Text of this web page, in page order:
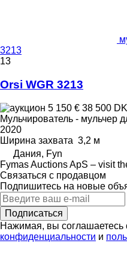
3213
13
Orsi WGR 3213
5 150 € 38 500
Мульчирователь - мульчер
2020
Ширина захвата 3,2 м
Дания, Fyn
Fymas Auctions ApS – visit
Связаться с продавцом
Подпишитесь на новые
Подписаться
Нажимая, вы соглашаетесь
конфиденциальности и